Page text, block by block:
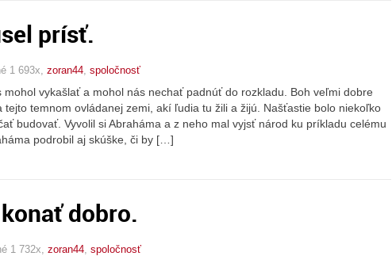
prísť.
1 693x, zoran44 spoločnosť
mohol vykašlať a mohol nás nechať padnúť do rozkladu. Boh veľmi dobre
tejto temnom ovládanej zemi, akí ľudia tu žili a žijú. Našťastie bolo niekoľko
budovať. Vyvolil si Abraháma a z neho mal vyjsť národ ku príkladu celému
podrobil aj skúške, či by […]
dobro.
1 732x, zoran44 spoločnosť